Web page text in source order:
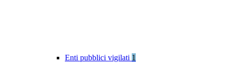
Enti pubblici vigilati 1